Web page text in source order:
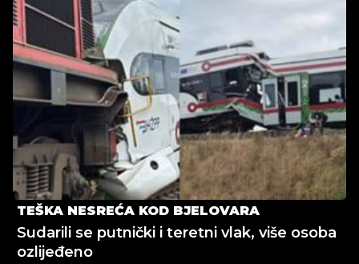
TEŠKA NESREĆA KOD BJELOVARA
Sudarili se putnički i teretni vlak, više osoba
ozlijeđeno